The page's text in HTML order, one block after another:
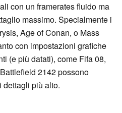
con un framerates fluido ma
massimo. Specialmente i
Age of Conan, o Mass
con impostazioni grafiche
(e più datati), come Fifa 08,
2142 possono
più alto.